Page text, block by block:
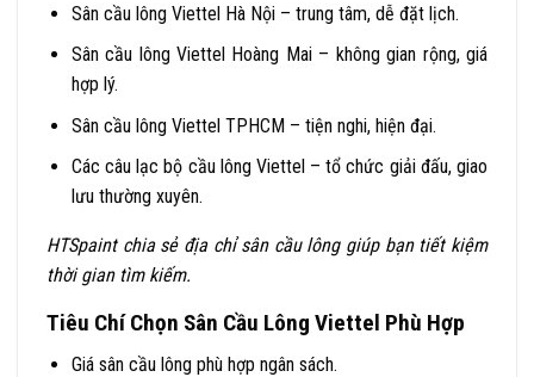
Sân cầu lông Viettel Hà Nội – trung tâm, dễ đặt lịch.
Sân cầu lông Viettel Hoàng Mai – không gian rộng, giá
hợp lý.
Sân cầu lông Viettel TPHCM – tiện nghi, hiện đại.
Các câu lạc bộ cầu lông Viettel – tổ chức giải đấu, giao
lưu thường xuyên.
HTSpaint chia sẻ địa chỉ sân cầu lông giúp bạn tiết kiệm
thời gian tìm kiếm.
Tiêu Chí Chọn Sân Cầu Lông Viettel Phù Hợp
Giá sân cầu lông phù hợp ngân sách.